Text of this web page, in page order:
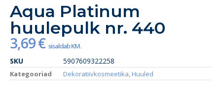
Aqua Platinum
huulepulk nr. 440
3,69€ sisaldab KM.
SKU 5907609322258
Kategooriad Dekoratiivkosmeetika Huuled